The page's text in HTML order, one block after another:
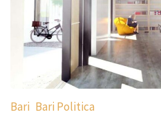
Bari Bari Politica